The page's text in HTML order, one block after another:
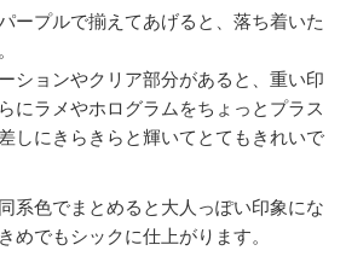
ープルで揃えてあげると、落ち着いた
ションやクリア部分があると、重い印
にラメやホログラムをちょっとプラス
しにきらきらと輝いてとてもきれいで
系色でまとめると大人っぽい印象にな
めでもシックに仕上がります。